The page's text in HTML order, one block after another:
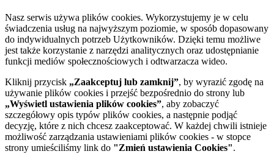
Nasz serwis używa plików cookies. Wykorzystujemy je w celu
świadczenia usług na najwyższym poziomie, w sposób dopasowany
do indywidualnych potrzeb Użytkowników. Dzięki temu możliwe
jest także korzystanie z narzędzi analitycznych oraz udostępnianie
funkcji mediów społecznościowych i odtwarzacza wideo.
Kliknij przycisk „Zaakceptuj lub zamknij”, by wyrazić zgodę na
używanie plików cookies i przejść bezpośrednio do strony lub
„Wyświetl ustawienia plików cookies”, aby zobaczyć
szczegółowy opis typów plików cookies, a następnie podjąć
decyzję, które z nich chcesz zaakceptować. W każdej chwili istnieje
możliwość zarządzania ustawieniami plików cookies - w stopce
strony umieściliśmy link do "Zmień ustawienia Cookies".